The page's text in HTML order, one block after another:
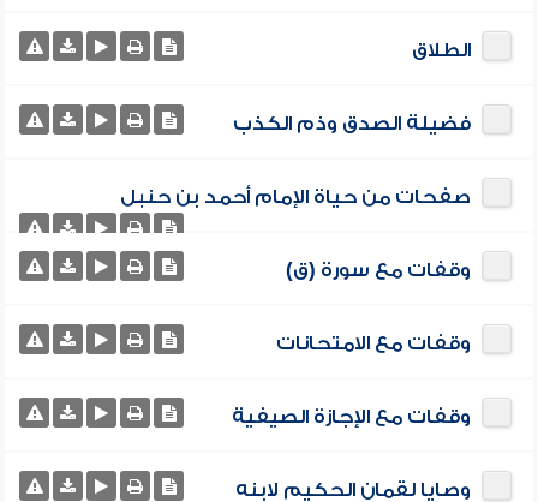
الطلاق
فضيلة الصدق وذم الكذب
صفحات من حياة الإمام أحمد بن حنبل
وقفات مع سورة (ق)
وقفات مع الامتحانات
وقفات مع الإجازة الصيفية
وصايا لقمان الحكيم لابنه